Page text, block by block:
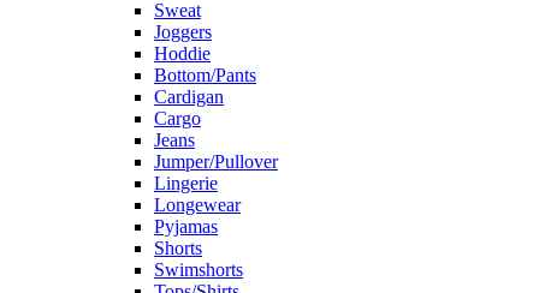
Sweat
Joggers
Hoddie
Bottom/Pants
Cardigan
Cargo
Jeans
Jumper/Pullover
Lingerie
Longewear
Pyjamas
Shorts
Swimshorts